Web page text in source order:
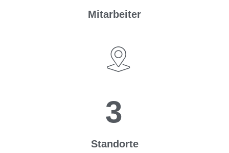
Mitarbeiter
3
Standorte